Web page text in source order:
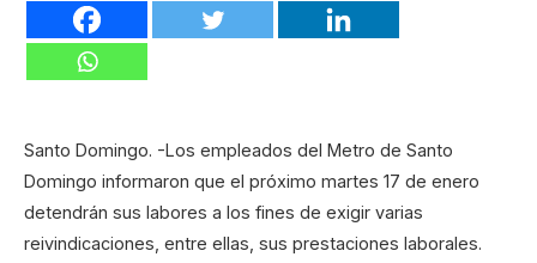
Santo Domingo. -Los empleados del Metro de Santo
Domingo informaron que el próximo martes 17 de enero
detendrán sus labores a los fines de exigir varias
reivindicaciones, entre ellas, sus prestaciones laborales.